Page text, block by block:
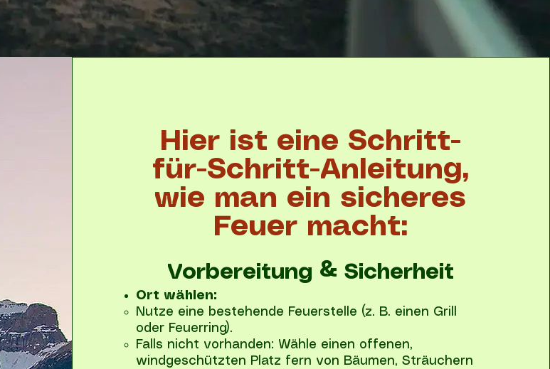
Hier ist eine Schritt-
für-Schritt-Anleitung,
wie man ein sicheres
Feuer macht:
Vorbereitung & Sicherheit
Ort wählen:
Nutze eine bestehende Feuerstelle (z. B. einen Grill
oder Feuerring).
Falls nicht vorhanden: Wähle einen offenen,
windgeschützten Platz fern von Bäumen, Sträuchern